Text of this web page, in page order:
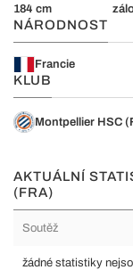
184 cm
NÁRODNOST
Francie
KLUB
Montpellier HSC
AKTUÁLNÍ
(FRA)
Soutěž
žádné statistiky